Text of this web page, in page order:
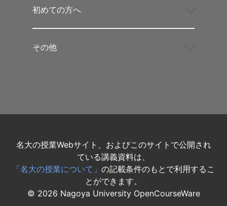
初めての方へ
その他
名大の授業Webサイト、およびこのサイトで公開され
ている講義資料は、
「名大の授業について」 の記載条件のもとで利用するこ
とができます。
© 2026 Nagoya University OpenCourseWare